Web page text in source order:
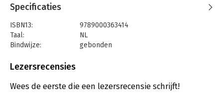
Maar Dummie wil liever een eigen schat. Hij graaft de ene kuil
na de andere, maar vindt niks. Dan stuiten Dummie en Goos per
ongeluk op een eeuwenoude schatkaart. Plotseling is Dummie
niet meer te houden... Hij moet en zal die schat vinden!
Goos trok het broze papier voorzichtig los en vouwde het
open. Er stonden rotsen op en golfjes, en stippellijntjes en
getalletjes.
'Het is een landkaart,' zei hij verbaasd.
'Gheef ghier,' zei Dummie. Hij pakte het papier en hield het
Specificaties
ISBN13:
9789000363414
Taal:
NL
Bindwijze:
gebonden
Uitgever:
Verschijningsdatum:
17-9-2018
Lezersrecensies
Wees de eerste die een lezersrecensie schrijft!